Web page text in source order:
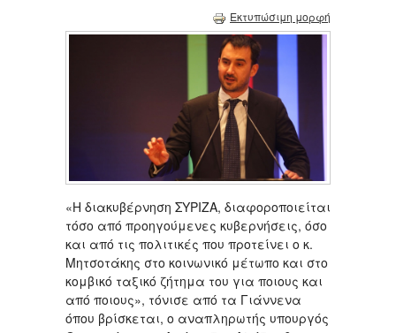
Εκτυπώσιμη μορφή
«Η διακυβέρνηση ΣΥΡΙΖΑ, διαφοροποιείται
τόσο από προηγούμενες κυβερνήσεις, όσο
και από τις πολιτικές που προτείνει ο κ.
Μητσοτάκης στο κοινωνικό μέτωπο και στο
κομβικό ταξικό ζήτημα του για ποιους και
από ποιους», τόνισε από τα Γιάννενα
όπου βρίσκεται, ο αναπληρωτής υπουργός